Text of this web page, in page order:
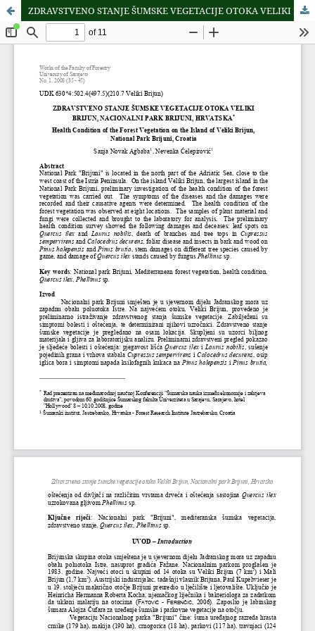
ZDRAVSTVENO STANJE ŠUMSKE VEGETACIJE OTOKA VELIKI BRIJUN, NACIONALNI PARK BRIJUNI, HRVATSKA